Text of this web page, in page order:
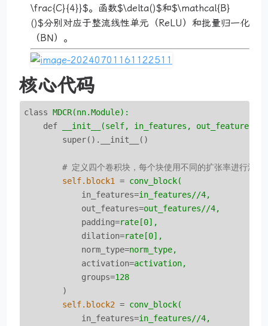
\frac{C}{4}}$。函数$\delta()$和$\mathcal{B}
()$分别对应于整流线性单元（ReLU）和批量归一化
（BN）。
核心代码
class MDCR(nn.Module):
def
__init__(self, in_features, out_features,
super().__init__()
# 定义四个卷积块，每个块使用不同的扩张率进行深度
self.block1
= conv_block(
in_features=in_features//4,
out_features=out_features//4,
padding=rate[0],
dilation=rate[0],
norm_type=norm_type,
activation=activation,
groups=128
)
self.block2 = conv_block(
in_features=in_features//4,